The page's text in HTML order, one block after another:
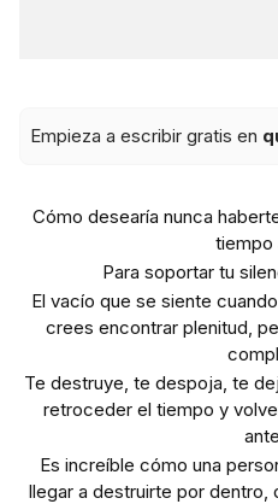
Empieza a escribir gratis en
Cómo desearía nunca
tiempo
Para soportar tu
El vacío que se siente
crees encontrar plenitud,
Te destruye, te despoja, te
retroceder el tiempo y
Es increíble cómo una
llegar a destruirte por